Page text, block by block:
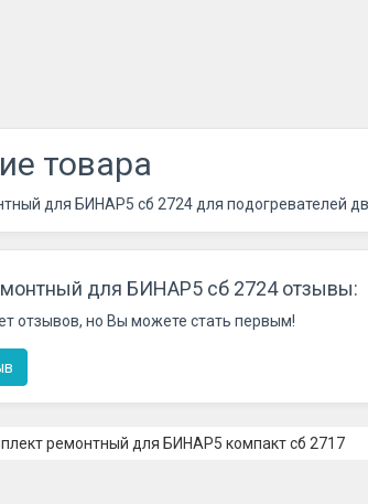
товара
для БИНАР5 сб 2724 для подогревателей
для БИНАР5 сб 2724 отзывы:
отзывов, но Вы можете стать первым!
ремонтный для БИНАР5 компакт сб 2717